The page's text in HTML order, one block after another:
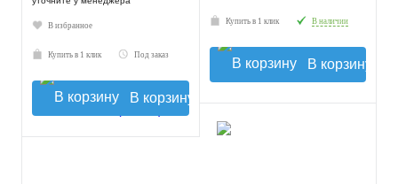
В избранное
Купить в 1 клик Под заказ
В корзину
Купить в 1 клик В наличии
В корзину